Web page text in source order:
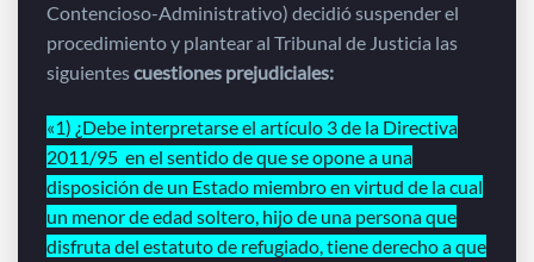
Contencioso-Administrativo) decidió suspender el
procedimiento y plantear al Tribunal de Justicia las
siguientescuestiones prejudiciales:
«1) ¿Debe interpretarse el artículo 3 de la Directiva
2011/95 en el sentido de que se opone a una
disposición de un Estado miembro en virtud de la cual
un menor de edad soltero, hijo de una persona que
disfruta del estatuto de refugiado, tiene derecho a que